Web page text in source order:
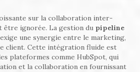
sur la collaboration inter-
être ignorée. La gestion du pipeline
une synergie entre le marketing,
client. Cette intégration fluide est
plateformes comme HubSpot, qui
et la collaboration en fournissant